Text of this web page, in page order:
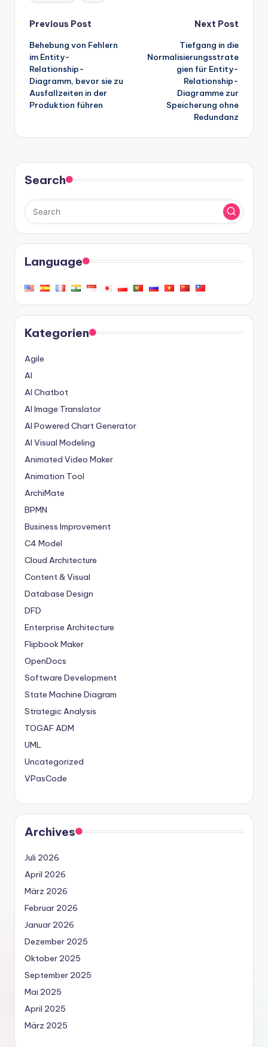
Post
navigation
Previous Post
Behebung von Fehlern
im Entity-
Relationship-
Diagramm, bevor sie zu
Ausfallzeiten in der
Produktion führen
Next Post
Tiefgang in die
Normalisierungsstrate
gien für Entity-
Relationship-
Diagramme zur
Speicherung ohne
Redundanz
Search
Language
Kategorien
Agile
AI
AI Chatbot
AI Image Translator
AI Powered Chart Generator
AI Visual Modeling
Animated Video Maker
Animation Tool
ArchiMate
BPMN
Business Improvement
C4 Model
Cloud Architecture
Content & Visual
Database Design
DFD
Enterprise Architecture
Flipbook Maker
OpenDocs
Software Development
State Machine Diagram
Strategic Analysis
TOGAF ADM
UML
Uncategorized
VPasCode
Archives
Juli 2026
April 2026
März 2026
Februar 2026
Januar 2026
Dezember 2025
Oktober 2025
September 2025
Mai 2025
April 2025
März 2025